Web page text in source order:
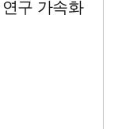
구 가속화